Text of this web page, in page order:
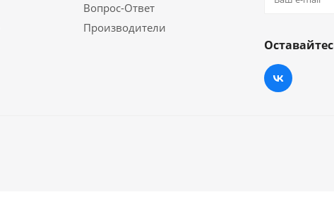
Вопрос-Ответ
Производители